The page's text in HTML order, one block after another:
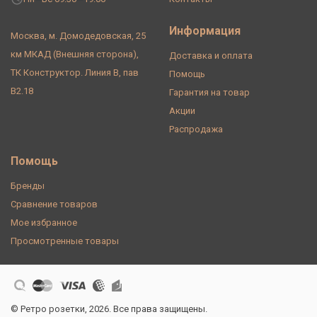
Москва, м. Домодедовская, 25
км МКАД (Внешняя сторона),
ТК Конструктор. Линия В, пав
В2.18
Информация
Доставка и оплата
Помощь
Гарантия на товар
Акции
Распродажа
Помощь
Бренды
Сравнение товаров
Мое избранное
Просмотренные товары
© Ретро розетки, 2026. Все права защищены.